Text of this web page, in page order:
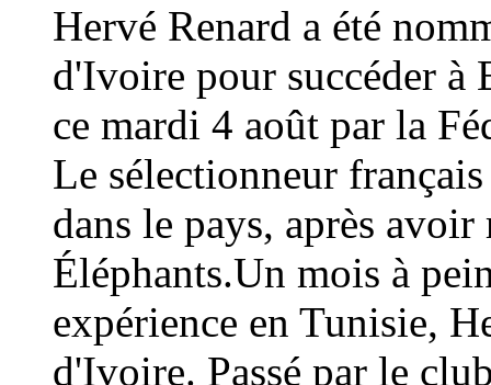
Hervé Renard a été
d'Ivoire pour succéder à
ce mardi 4 août par la
Le sélectionneur
dans le pays, après
Éléphants.Un mois à
expérience en Tunisie,
d'Ivoire. Passé par le